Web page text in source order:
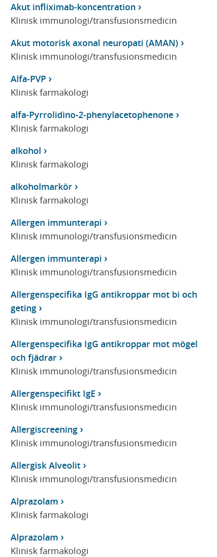
Akut infliximab-koncentration
Klinisk immunologi/transfusionsmedicin
Akut motorisk axonal neuropati (AMAN)
Klinisk immunologi/transfusionsmedicin
Alfa-PVP
Klinisk farmakologi
alfa-Pyrrolidino-2-phenylacetophenone
Klinisk farmakologi
alkohol
Klinisk farmakologi
alkoholmarkör
Klinisk farmakologi
Allergen immunterapi
Klinisk immunologi/transfusionsmedicin
Allergen immunterapi
Klinisk immunologi/transfusionsmedicin
Allergenspecifika IgG antikroppar mot bi och
geting
Klinisk immunologi/transfusionsmedicin
Allergenspecifika IgG antikroppar mot mögel
och fjädrar
Klinisk immunologi/transfusionsmedicin
Allergenspecifikt IgE
Klinisk immunologi/transfusionsmedicin
Allergiscreening
Klinisk immunologi/transfusionsmedicin
Allergisk Alveolit
Klinisk immunologi/transfusionsmedicin
Alprazolam
Klinisk farmakologi
Alprazolam
Klinisk farmakologi